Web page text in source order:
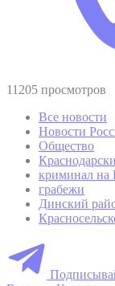
11205 просмотров
Все новости
Новости
Общество
криминал на
грабежи
Динский